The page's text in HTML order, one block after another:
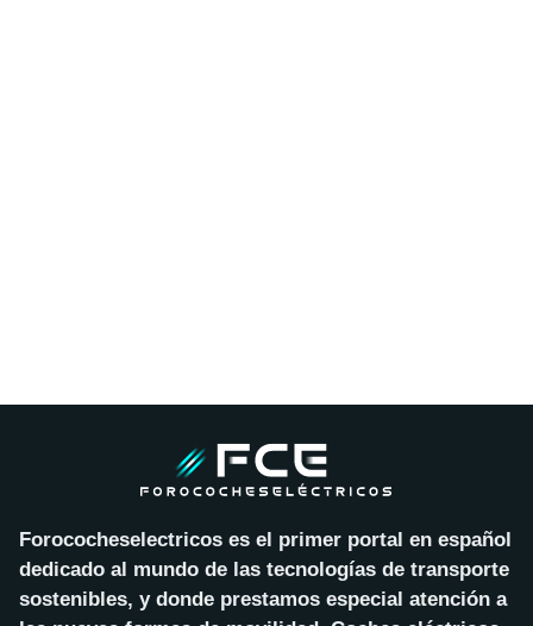
Forococheselectricos es el primer portal en español
dedicado al mundo de las tecnologías de transporte
sostenibles, y donde prestamos especial atención a